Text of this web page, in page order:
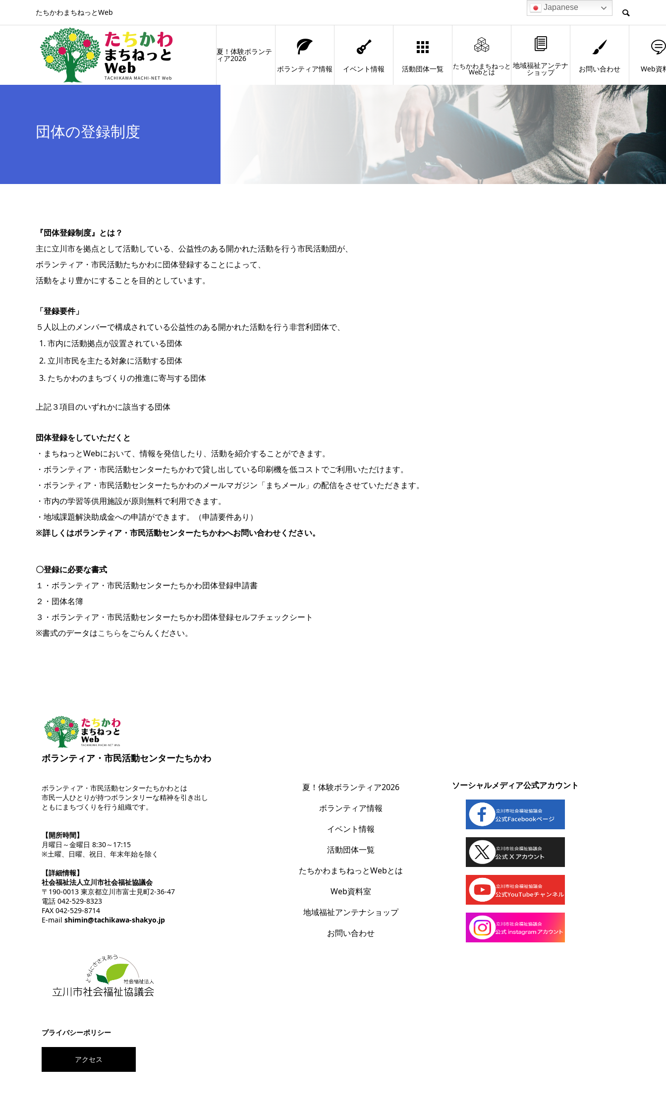
たちかわまちねっとWeb
夏！体験ボランテ
ィア2026
ボランティア情報
イベント情報 活動団体一覧 たちかわまちねっと
Webとは
地域福祉アンテナ
ショップ お問い合わせ Web資
団体の登録制度
『団体登録制度』とは？
主に立川市を拠点として活動している、公益性のある開かれた活動を行う市民活動団が、
ボランティア・市民活動たちかわに団体登録することによって、
活動をより豊かにすることを目的としています。
「登録要件」
５人以上のメンバーで構成されている公益性のある開かれた活動を行う非営利団体で、
市内に活動拠点が設置されている団体
立川市民を主たる対象に活動する団体
たちかわのまちづくりの推進に寄与する団体
上記３項目のいずれかに該当する団体
団体登録をしていただくと
・まちねっとWebにおいて、情報を発信したり、活動を紹介することができます。
・ボランティア・市民活動センターたちかわで貸し出している印刷機を低コストでご利用いただけます。
・ボランティア・市民活動センターたちかわのメールマガジン「まちメール」の配信をさせていただきます。
・市内の学習等供用施設が原則無料で利用できます。
・地域課題解決助成金への申請ができます。（申請要件あり）
※詳しくはボランティア・市民活動センターたちかわへお問い合わせください。
〇登録に必要な書式
１・ボランティア・市民活動センターたちかわ団体登録申請書
２・団体名簿
３・ボランティア・市民活動センターたちかわ団体登録セルフチェックシート
※書式のデータはこちらをごらんください。
ボランティア・市民活動センターたちかわ
ボランティア・市民活動センターたちかわとは
市民一人ひとりが持つボランタリーな精神を引き出し
ともにまちづくりを行う組織です。
【開所時間】
月曜日～金曜日 8:30～17:15
※土曜、日曜、祝日、年末年始を除く
【詳細情報】
社会福祉法人立川市社会福祉協議会
〒190-0013 東京都立川市富士見町2-36-47
電話 042-529-8323
FAX 042-529-8714
E-mail shimin@tachikawa-shakyo.jp
プライバシーポリシー
アクセス
夏！体験ボランティア2026
ボランティア情報
イベント情報
活動団体一覧
たちかわまちねっとWebとは
Web資料室
地域福祉アンテナショップ
お問い合わせ
ソーシャルメディア公式アカウント
Japanese